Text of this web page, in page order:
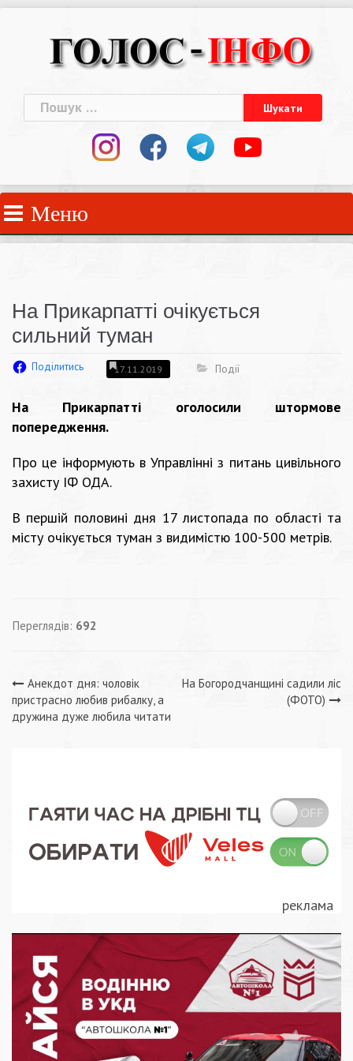
Пошук:
Меню
На Прикарпатті очікується
сильний туман
Поділитись 17.11.2019 Події
На Прикарпатті оголосили штормове
попередження.
Про це інформують в Управлінні з питань цивільного
захисту ІФ ОДА.
В першій половині дня 17 листопада по області та
місту очікується туман з видимістю 100-500 метрів.
Переглядів: 692
Навігація
записів
Анекдот дня: чоловік
пристрасно любив рибалку, а
дружина дуже любила читати
На Богородчанщині садили ліс
(ФОТО)